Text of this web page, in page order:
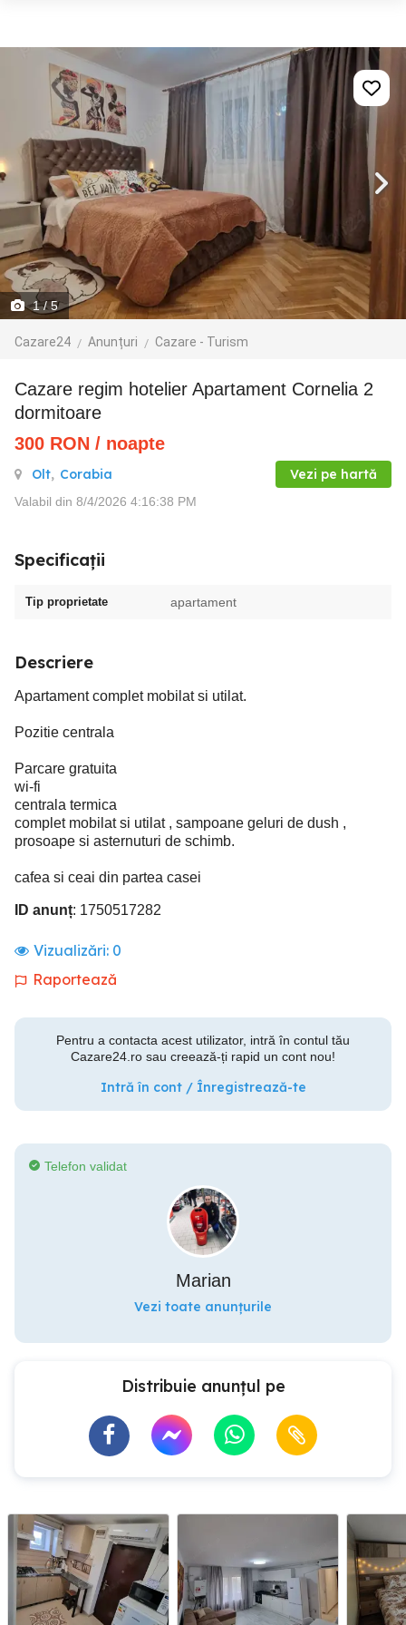
1/ 5
Cazare24 Anunțuri Cazare - Turism
cazare regim hotelier Apartament Cornelia 2
dormitoare
300 RON / noapte
Olt, Corabia Vezi pe hartă
Valabil din 8/4/2026 4:16:38 PM
Specificații
Tip proprietate apartament
Descriere
Apartament complet mobilat si utilat.
Pozitie centrala
Parcare gratuita
wi-fi
centrala termica
complet mobilat si utilat , sampoane geluri de dush ,
prosoape si asternuturi de schimb.
cafea si ceai din partea casei
ID anunț: 1750517282
Vizualizări: 0
Raportează
Pentru a contacta acest utilizator, intră în contul tău
Cazare24.ro sau creează-ți rapid un cont nou!
Intră în cont / Înregistrează-te
Telefon validat
Marian
Vezi toate anunțurile
Distribuie anunțul pe